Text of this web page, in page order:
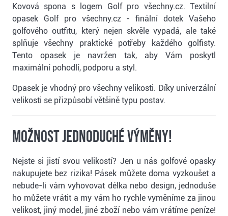
Kovová spona s logem Golf pro všechny.cz. Textilní
opasek Golf pro všechny.cz - finální dotek Vašeho
golfového outfitu, který nejen skvěle vypadá, ale také
splňuje všechny praktické potřeby každého golfisty.
Tento opasek je navržen tak, aby Vám poskytl
maximální pohodlí, podporu a styl.
Opasek je vhodný pro všechny velikosti. Díky univerzální
velikosti se přizpůsobí většině typu postav.
Možnost jednoduché výměny!
Nejste si jistí svou velikostí? Jen u nás golfové opasky
nakupujete bez rizika! Pásek můžete doma vyzkoušet a
nebude-li vám vyhovovat délka nebo design, jednoduše
ho můžete vrátit a my vám ho rychle vyměníme za jinou
velikost, jiný model, jiné zboží nebo vám vrátíme peníze!